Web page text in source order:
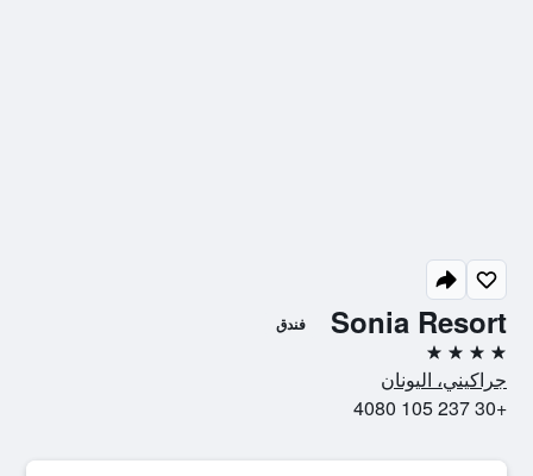
Sonia Resort فندق
4 نجوم
جراكيني، اليونان
+30 237 105 4080